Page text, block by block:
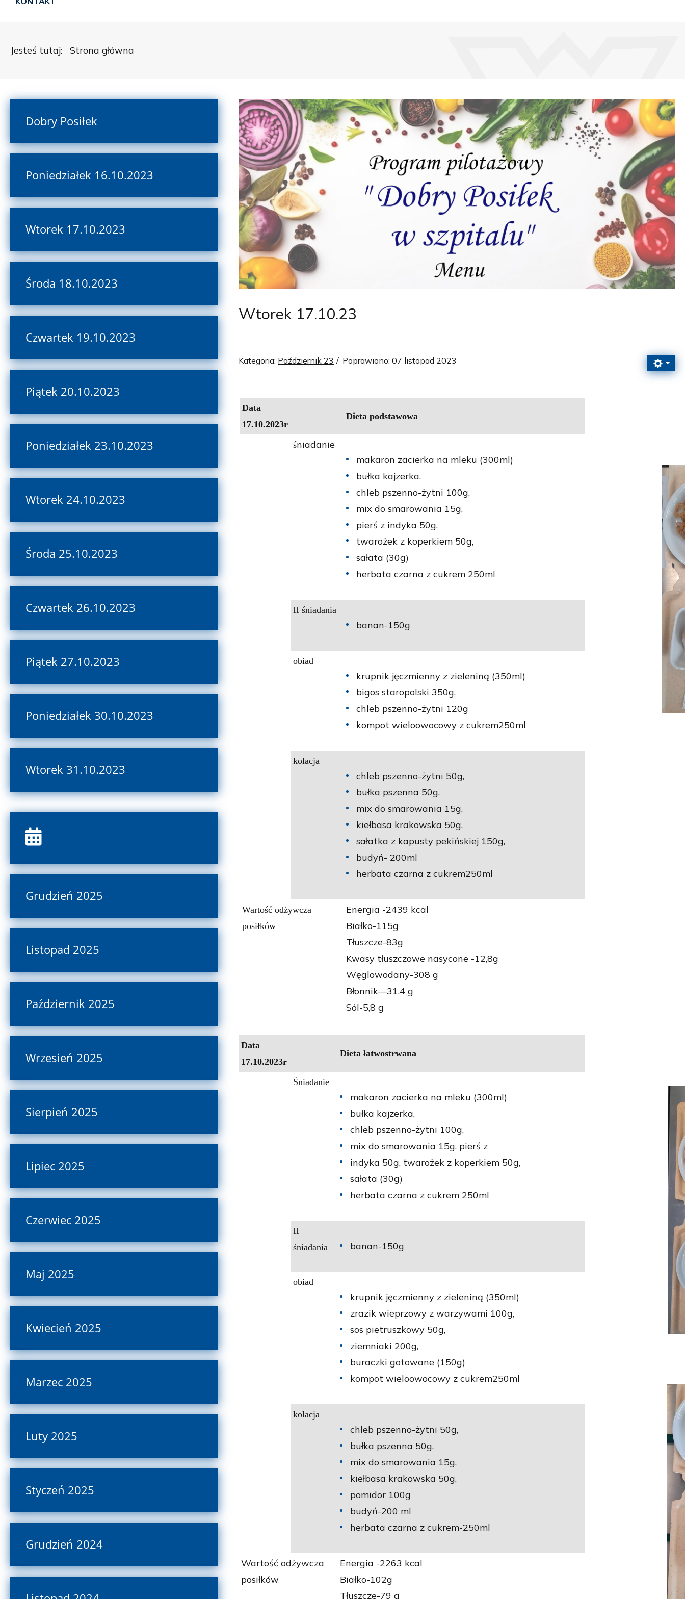
Jesteś tutaj: Strona główna
Wtorek 17.10.23
Kategoria: Październik 23 Poprawiono: 07 listopad 2023
Data
17.10.2023r
Dieta podstawowa
śniadanie
makaron zacierka na mleku (300ml)
bułka kajzerka,
chleb pszenno-żytni 100g,
mix do smarowania 15g,
pierś z indyka 50g,
twarożek z koperkiem 50g,
sałata (30g)
herbata czarna z cukrem 250ml
II śniadania
banan-150g
obiad
krupnik jęczmienny z zieleniną (350ml)
bigos staropolski 350g,
chleb pszenno-żytni 120g
kompot wieloowocowy z cukrem250ml
kolacja
chleb pszenno-żytni 50g,
bułka pszenna 50g,
mix do smarowania 15g,
kiełbasa krakowska 50g,
sałatka z kapusty pekińskiej 150g,
budyń- 200ml
herbata czarna z cukrem250ml
Wartość odżywcza
posiłków
Energia -2439 kcal
Białko-115g
Tłuszcze-83g
Kwasy tłuszczowe nasycone -12,8g
Węglowodany-308 g
Błonnik—31,4 g
Sól-5,8 g
Data
17.10.2023r
Dieta łatwostrwana
Śniadanie
makaron zacierka na mleku (300ml)
bułka kajzerka,
chleb pszenno-żytni 100g,
mix do smarowania 15g, pierś z
indyka 50g, twarożek z koperkiem 50g,
sałata (30g)
herbata czarna z cukrem 250ml
II
śniadania
banan-150g
obiad
krupnik jęczmienny z zieleniną (350ml)
zrazik wieprzowy z warzywami 100g,
sos pietruszkowy 50g,
ziemniaki 200g,
buraczki gotowane (150g)
kompot wieloowocowy z cukrem250ml
kolacja
chleb pszenno-żytni 50g,
bułka pszenna 50g,
mix do smarowania 15g,
kiełbasa krakowska 50g,
pomidor 100g
budyń-200 ml
herbata czarna z cukrem-250ml
Wartość odżywcza
posiłków
Energia -2263 kcal
Białko-102g
Tłuszcze-79 g
Dobry Posiłek
Poniedziałek 16.10.2023
Wtorek 17.10.2023
Środa 18.10.2023
Czwartek 19.10.2023
Piątek 20.10.2023
Poniedziałek 23.10.2023
Wtorek 24.10.2023
Środa 25.10.2023
Czwartek 26.10.2023
Piątek 27.10.2023
Poniedziałek 30.10.2023
Wtorek 31.10.2023
Grudzień 2025
Listopad 2025
Październik 2025
Wrzesień 2025
Sierpień 2025
Lipiec 2025
Czerwiec 2025
Maj 2025
Kwiecień 2025
Marzec 2025
Luty 2025
Styczeń 2025
Grudzień 2024